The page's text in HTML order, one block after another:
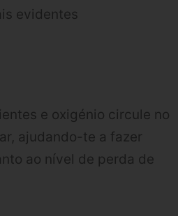
evidentes
e oxigénio circule no
ajudando-te a fazer
ao nível de perda de